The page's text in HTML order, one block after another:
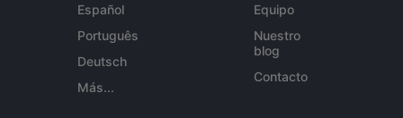
Español
Português
Deutsch
Más...
Equipo
Nuestro
blog
Contacto